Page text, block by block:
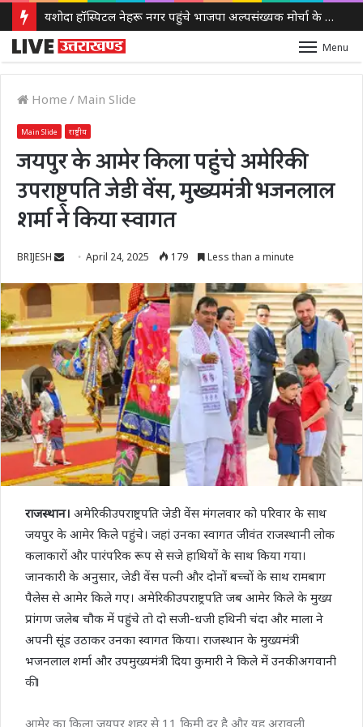
यशोदा हॉस्पिटल नेहरू नगर पहुंचे भाजपा अल्पसंख्यक मोर्चा के राष्ट्रीय अध्यक्ष जमाल सिद्दीकी, चेयरमैन डॉ. दिनेश अरोड़ा एवं एमडी डॉ. रजत अरोड़ा से की मुलाकात
Menu
Home / Main Slide
Main Slide राष्ट्रीय
जयपुर के आमेर किला पहुंचे अमेरिकी
उपराष्ट्रपति जेडी वेंस, मुख्यमंत्री भजनलाल
शर्मा ने किया स्वागत
BRIJESH
Send
email
April 24, 2025 179 Less than a minute
राजस्थान। अमेरिकी उपराष्ट्रपति जेडी वेंस मंगलवार को परिवार के साथ
जयपुर के आमेर किले पहुंचे। जहां उनका स्वागत जीवंत राजस्थानी लोक
कलाकारों और पारंपरिक रूप से सजे हाथियों के साथ किया गया।
जानकारी के अनुसार, जेडी वेंस पत्नी और दोनों बच्चों के साथ रामबाग
पैलेस से आमेर किले गए। अमेरिकी उपराष्ट्रपति जब आमेर किले के मुख्य
प्रांगण जलेब चौक में पहुंचे तो दो सजी-धजी हथिनी चंदा और माला ने
अपनी सूंड उठाकर उनका स्वागत किया। राजस्थान के मुख्यमंत्री
भजनलाल शर्मा और उपमुख्यमंत्री दिया कुमारी ने किले में उनकी अगवानी
की।
आमेर का किला जयपुर शहर से 11 किमी दूर है और यह अरावली